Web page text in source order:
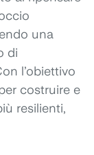
una
di
l’obiettivo
costruire e
resilienti,